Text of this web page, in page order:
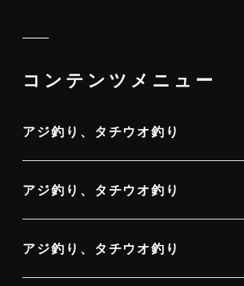
コンテンツメニュー
アジ釣り、タチウオ釣り
アジ釣り、タチウオ釣り
アジ釣り、タチウオ釣り